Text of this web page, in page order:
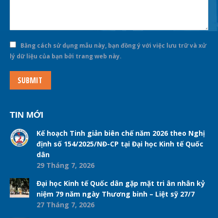
Bằng cách sử dụng mẫu này, bạn đồng ý với việc lưu trữ và xử
lý dữ liệu của bạn bởi trang web này.
SUBMIT
TIN MỚI
Kế hoạch Tinh giản biên chế năm 2026 theo Nghị
định số 154/2025/NĐ-CP tại Đại học Kinh tế Quốc
dân
29 Tháng 7, 2026
Đại học Kinh tế Quốc dân gặp mặt tri ân nhân kỷ
niệm 79 năm ngày Thương binh – Liệt sỹ 27/7
27 Tháng 7, 2026